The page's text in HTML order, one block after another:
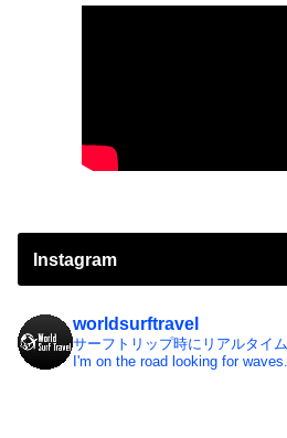
Instagram
worldsurftravel
サーフトリップ時にリアルタイ
I'm on the road looking for waves.